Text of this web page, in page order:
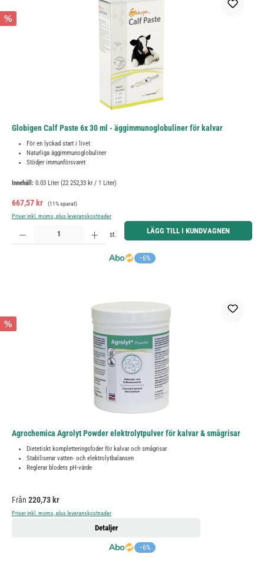
%
Globigen Calf Paste 6x 30 ml - äggimmunoglobuliner för kalvar
För en lyckad start i livet
Naturliga äggimmunoglobuliner
Stödjer immunförsvaret
Innehåll: 0.03 Liter (22 252,33 kr / 1 Liter)
Försäljningspris:
667,57 kr Ordinarie pris:
(11% sparat)
Priser inkl. moms, plus leveranskostnader
−6%
Produktkvantitet: Ange önskat belopp eller använd knapparna för att öka eller minska kvantiteten.
st. LÄGG TILL I KUNDVAGNEN
%
Agrochemica Agrolyt Powder elektrolytpulver för kalvar & smågrisar
Dietetiskt kompletteringsfoder för kalvar och smågrisar
Stabiliserar vatten- och elektrolytbalansen
Reglerar blodets pH-värde
Ordinarie pris:
Från 220,73 kr
Priser inkl. moms, plus leveranskostnader
−6%
Detaljer